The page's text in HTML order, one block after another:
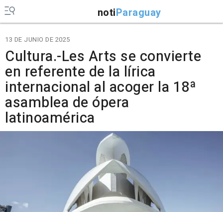
notiParaguay
13 DE JUNIO DE 2025
Cultura.-Les Arts se convierte
en referente de la lírica
internacional al acoger la 18ª
asamblea de ópera
latinoamérica